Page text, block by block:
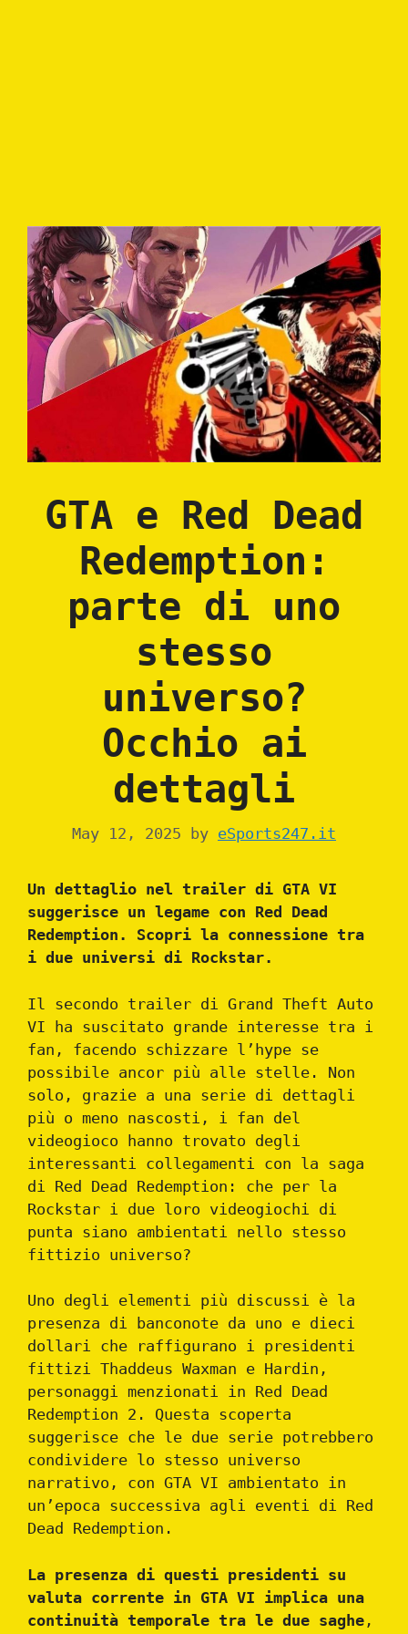
GTA e Red Dead
Redemption:
parte di uno
stesso
universo?
Occhio ai
dettagli
May 12, 2025 by eSports247.it
Un dettaglio nel trailer di GTA VI
suggerisce un legame con Red Dead
Redemption. Scopri la connessione tra
i due universi di Rockstar.
Il secondo trailer di Grand Theft Auto
VI ha suscitato grande interesse tra i
fan, facendo schizzare l’hype se
possibile ancor più alle stelle. Non
solo, grazie a una serie di dettagli
più o meno nascosti, i fan del
videogioco hanno trovato degli
interessanti collegamenti con la saga
di Red Dead Redemption: che per la
Rockstar i due loro videogiochi di
punta siano ambientati nello stesso
fittizio universo?
Uno degli elementi più discussi è la
presenza di banconote da uno e dieci
dollari che raffigurano i presidenti
fittizi Thaddeus Waxman e Hardin,
personaggi menzionati in Red Dead
Redemption 2. Questa scoperta
suggerisce che le due serie potrebbero
condividere lo stesso universo
narrativo, con GTA VI ambientato in
un’epoca successiva agli eventi di Red
Dead Redemption.
La presenza di questi presidenti su
valuta corrente in GTA VI implica una
continuità temporale tra le due saghe ,